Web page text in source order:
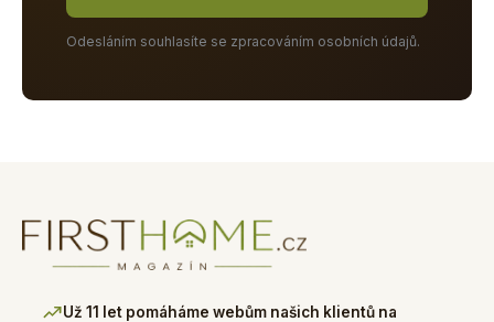
Odesláním souhlasíte se zpracováním osobních údajů.
Už 11 let pomáháme webům našich klientů na